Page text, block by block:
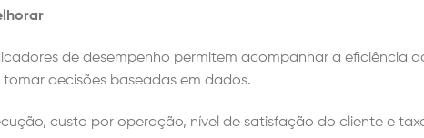
de desempenho permitem acompanhar a eficiência
decisões baseadas em dados.
custo por operação, nível de satisfação do cliente e